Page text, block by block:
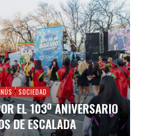
SOCIEDAD
EL 103º ANIVERSARIO
DE ESCALADA